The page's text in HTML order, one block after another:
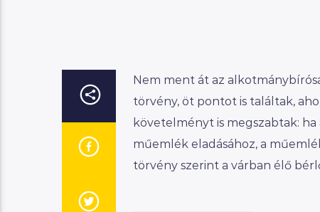
Nem ment át az
törvény, öt pontot is találtak,
követelményt is megszabtak:
műemlék eladásához, a
törvény szerint a várban élő